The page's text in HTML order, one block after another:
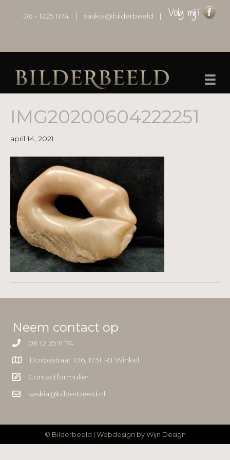
06 - 1225 1174 | saskia@bilderbeeld |
IMG20200604222251
april 14, 2021
Neem contact op
06 12 25 11 74
Dorpsstraat 106, 1731 RJ Winkel
Contactformulier
saskia@bilderbeeld.nl
© Bilderbeeld | Webdesign byWijn Design